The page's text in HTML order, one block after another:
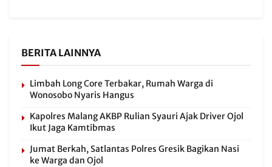
BERITA LAINNYA
Limbah Long Core Terbakar, Rumah Warga di
Wonosobo Nyaris Hangus
Kapolres Malang AKBP Rulian Syauri Ajak Driver Ojol
Ikut Jaga Kamtibmas
Jumat Berkah, Satlantas Polres Gresik Bagikan Nasi
ke Warga dan Ojol